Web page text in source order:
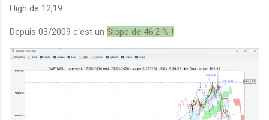
High de 12,19
Depuis 03/2009 c'est un Slope de 46,2 % !